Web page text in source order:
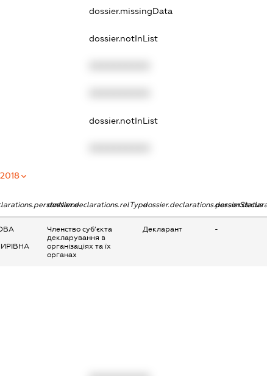
dossier.missingData
dossier.notInList
dossier.notInList
2018
dossier.declarations.relTypedossier.declarations.personStatus
Членство суб’єкта
декларування в
організаціях та їх
органах
Декларант -